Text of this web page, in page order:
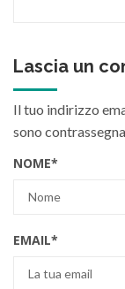
Lascia un
Il tuo indirizzo
sono
NOME*
EMAIL*